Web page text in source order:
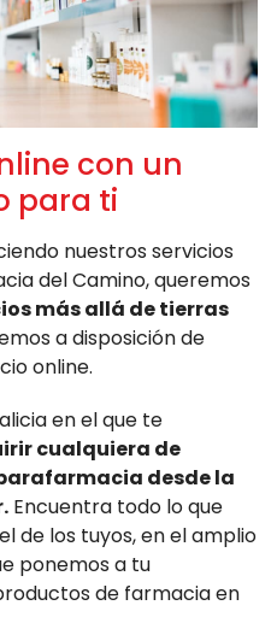
con un
para ti
nuestros servicios
del Camino, queremos
más allá de tierras
a disposición de
online.
en el que te
cualquiera de
desde la
Encuentra todo lo que
de los tuyos, en el amplio
ponemos a tu
de farmacia en